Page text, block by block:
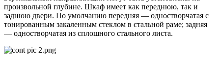
произвольной глубине. Шкаф имеет как переднюю, так и
заднюю двери. По умолчанию передняя — одностворчатая с
тонированным закаленным стеклом в стальной раме; задняя
— одностворчатая из сплошного стального листа.